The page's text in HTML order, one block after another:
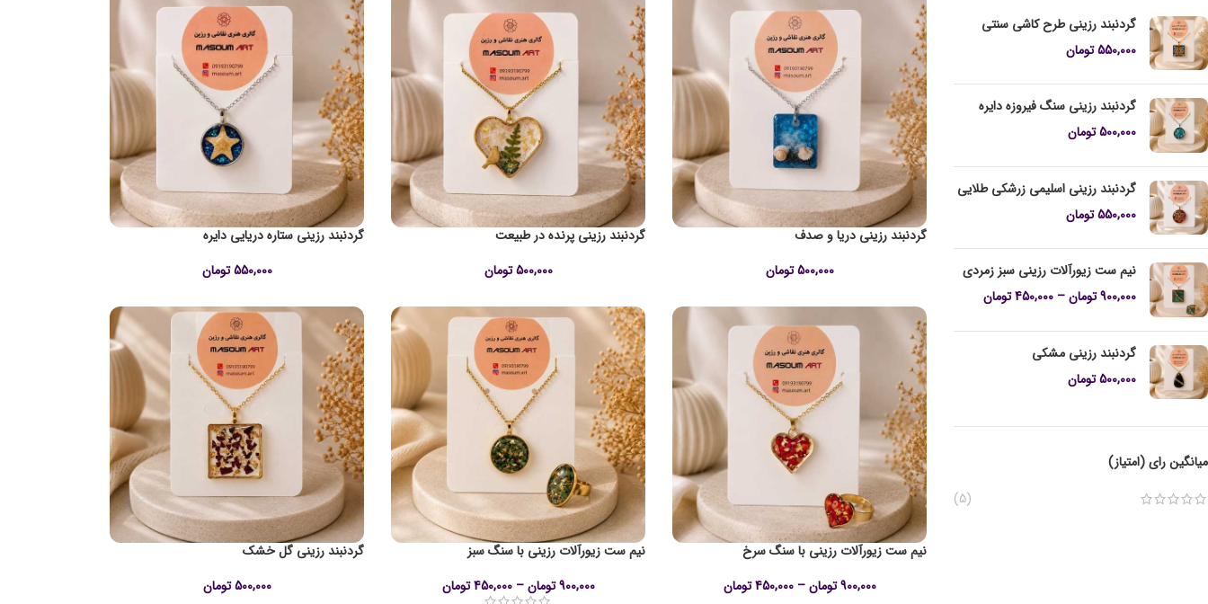
گردنبند رزینی طرح کاشی سنتی
550,000تومان
گردنبند رزینی سنگ فیروزه دایره
500,000تومان
گردنبند رزینی اسلیمی زرشکی طلایی
550,000تومان
نیم ست زیورآلات رزینی سبز زمردی
900,000تومان–
450,000تومان
گردنبند رزینی مشکی
500,000تومان
میانگین رای (امتیاز)
(5)
گردنبند رزینی دریا و صدف
500,000 تومان
گردنبند رزینی پرنده در طبیعت
500,000 تومان
گردنبند رزینی ستاره دریایی دایره
550,000 تومان
نیم ست زیورآلات رزینی با سنگ سرخ
900,000 تومان –
450,000 تومان
نیم ست زیورآلات رزینی با سنگ سبز
900,000 تومان –
450,000 تومان
گردنبند رزینی گل خشک
500,000 تومان